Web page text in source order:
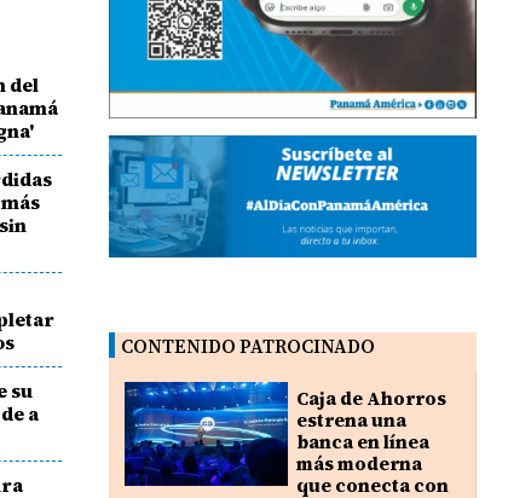
del
su
a
CONTENIDO PATROCINADO
Caja de Ahorros
estrena una
banca en línea
más moderna
que conecta con